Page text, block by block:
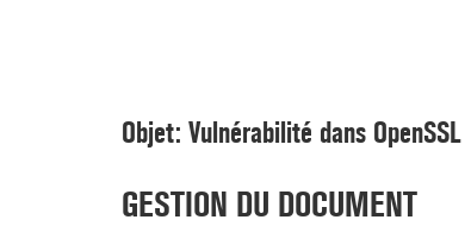
Objet: Vulnérabilité dans OpenSSL
GESTION DU DOCUMENT